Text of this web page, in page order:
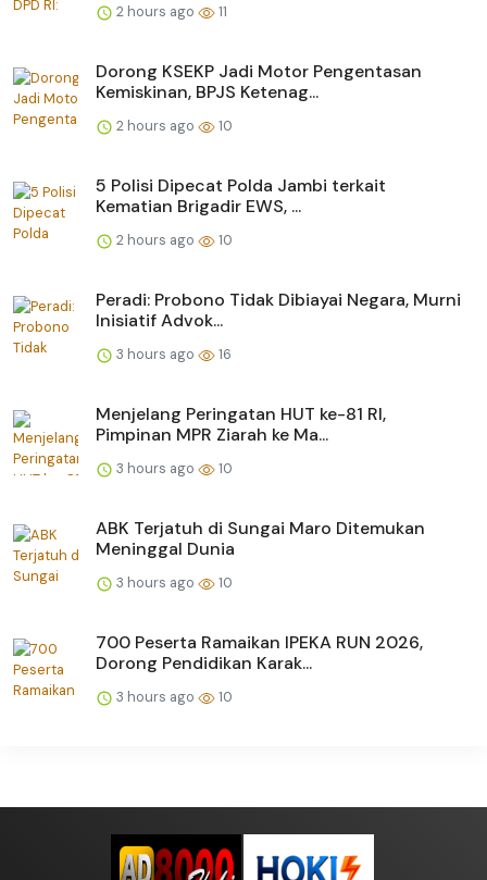
2 hours ago 11
Dorong KSEKP Jadi Motor Pengentasan
Kemiskinan, BPJS Ketenag...
2 hours ago 10
5 Polisi Dipecat Polda Jambi terkait
Kematian Brigadir EWS, ...
2 hours ago 10
Peradi: Probono Tidak Dibiayai Negara, Murni
Inisiatif Advok...
3 hours ago 16
Menjelang Peringatan HUT ke-81 RI,
Pimpinan MPR Ziarah ke Ma...
3 hours ago 10
ABK Terjatuh di Sungai Maro Ditemukan
Meninggal Dunia
3 hours ago 10
700 Peserta Ramaikan IPEKA RUN 2026,
Dorong Pendidikan Karak...
3 hours ago 10